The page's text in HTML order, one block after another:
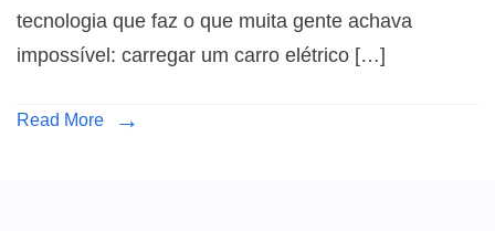
tecnologia que faz o que muita gente achava
impossível: carregar um carro elétrico […]
Read More